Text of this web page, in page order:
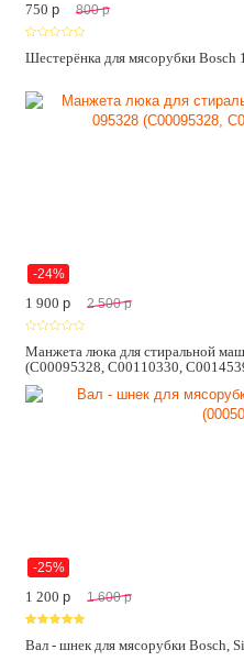
750p 800 p
Шестерёнка для мясорубки Bosch
-24%
1 900p 2 500 p
Манжета люка для стиральной
(C00095328, C00110330,
-25%
1 200p 1 600 p
Вал - шнек для мясорубки Bosch,